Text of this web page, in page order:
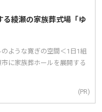
綾瀬の家族葬式場「ゆ
ような寛ぎの空間＜1日1組
に家族葬ホールを展開する
(PR)